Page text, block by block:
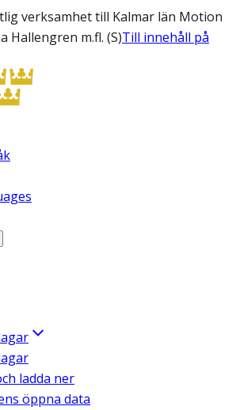
verksamhet till Kalmar län Motion
Hallengren m.fl. (S)Till innehåll på
ladda ner
öppna data